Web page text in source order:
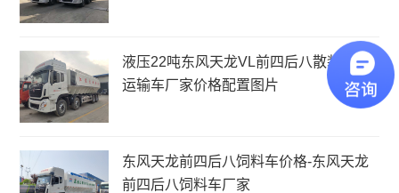
液压22吨东风天龙VL前四后八散装饲料
运输车厂家价格配置图片
东风天龙前四后八饲料车价格-东风天龙
前四后八饲料车厂家